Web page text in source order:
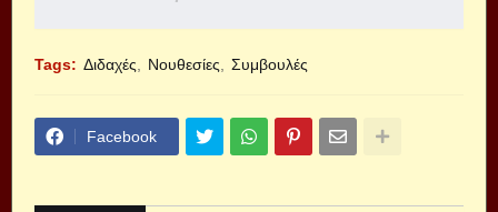
Tags: Διδαχές Νουθεσίες Συμβουλές
Facebook